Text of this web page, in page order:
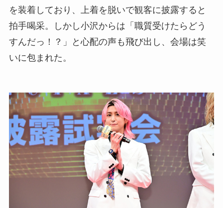
を装着しており、上着を脱いで観客に披露すると
拍手喝采。しかし小沢からは「職質受けたらどう
すんだっ！？」と心配の声も飛び出し、会場は笑
いに包まれた。